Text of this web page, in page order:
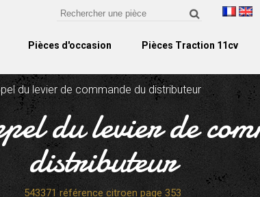
Pièces d'occasion Pièces Traction 11cv
du levier de commande du distributeur
du levier de
distributeur
543371 référence citroen page 353